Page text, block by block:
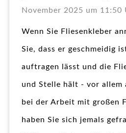
November 2025 um 11:50
Wenn Sie Fliesenkleber
Sie, dass er geschmeidig
auftragen lässt und die
und Stelle hält - vor allem
bei der Arbeit mit großen
haben Sie sich jemals